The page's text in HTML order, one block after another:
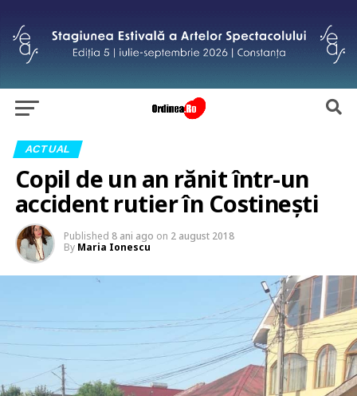
ACTUAL
Copil de un an rănit într-un
accident rutier în Costinești
Published 8 ani ago on 2 august 2018
By Maria Ionescu